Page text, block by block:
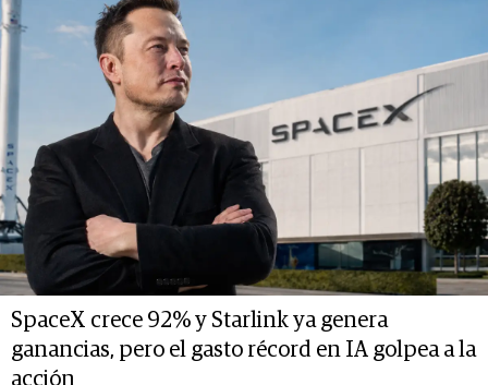
SpaceX crece 92% y Starlink ya genera
ganancias, pero el gasto récord en IA golpea a la
acción